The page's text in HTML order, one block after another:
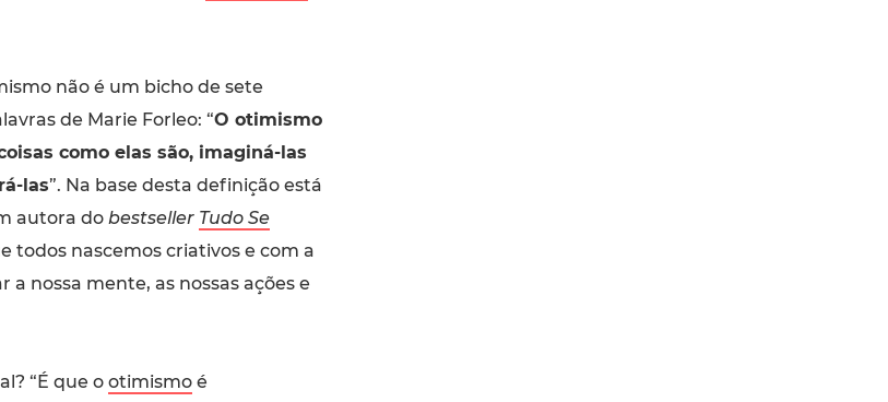
não é um bicho de sete
de Marie Forleo: “O otimismo
como elas são, imaginá-las
las”. Na base desta definição está
autora dobestseller Tudo Se
todos nascemos criativos e com a
nossa mente, as nossas ações e
“É que o otimismoé